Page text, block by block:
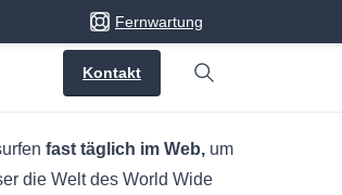
Fernwartung
Kontakt
Search
fast täglich im Web, um
die Welt des World Wide